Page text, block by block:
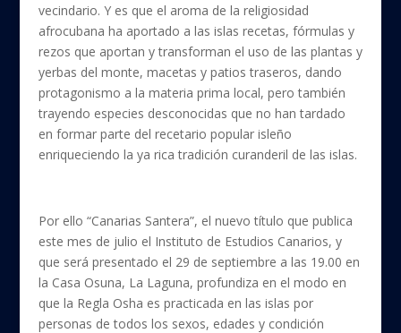
vecindario. Y es que el aroma de la religiosidad
afrocubana ha aportado a las islas recetas, fórmulas y
rezos que aportan y transforman el uso de las plantas y
yerbas del monte, macetas y patios traseros, dando
protagonismo a la materia prima local, pero también
trayendo especies desconocidas que no han tardado
en formar parte del recetario popular isleño
enriqueciendo la ya rica tradición curanderil de las islas.
Por ello “Canarias Santera”, el nuevo título que publica
este mes de julio el Instituto de Estudios Canarios, y
que será presentado el 29 de septiembre a las 19.00 en
la Casa Osuna, La Laguna, profundiza en el modo en
que la Regla Osha es practicada en las islas por
personas de todos los sexos, edades y condición